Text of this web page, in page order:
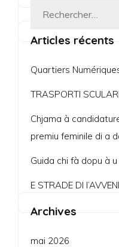
Rechercher :
Articles récents
Quartiers
TRASPORTI
Chjama à
premiu feminile di a
Guida chi fà dopu à
E STRADE DI
Archives
mai 2026